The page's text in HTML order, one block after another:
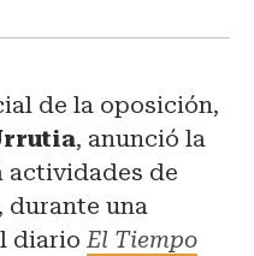
de la oposición,
, anunció la
actividades de
durante una
diario El Tiempo